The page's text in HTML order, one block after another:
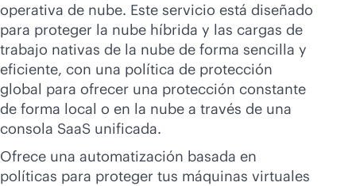
operativa de nube. Este servicio está diseñado
para proteger la nube híbrida y las cargas de
trabajo nativas de la nube de forma sencilla y
eficiente, con una política de protección
global para ofrecer una protección constante
de forma local o en la nube a través de una
consola SaaS unificada.
Ofrece una automatización basada en
políticas para proteger tus máquinas virtuales